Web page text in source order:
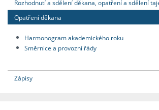
Rozhodnutí a sdělení děkana, opatření a sdělení
Opatření děkana
Harmonogram akademického roku
Směrnice a provozní řády
Zápisy